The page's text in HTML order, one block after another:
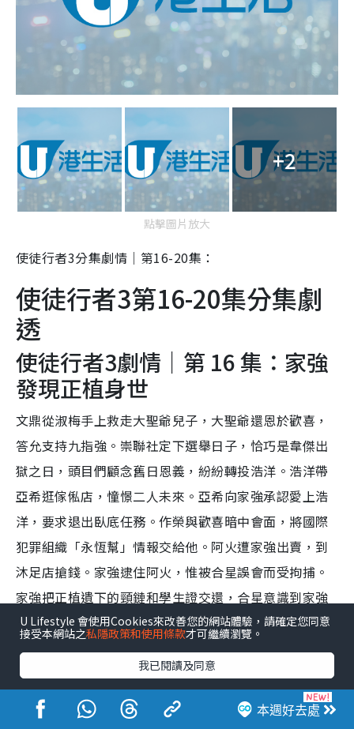
+2
點擊圖片放大
使徒行者3分集劇情｜第16-20集：
使徒行者3第16-20集分集劇
透
使徒行者3劇情｜第 16 集：家強
發現正植身世
文鼎從淑梅手上救走大聖爺兒子，大聖爺還恩於歡喜，
答允支持九指強。崇聯社定下選舉日子，恰巧是韋傑出
獄之日，頭目們顧念舊日恩義，紛紛轉投浩洋。浩洋帶
亞希逛傢俬店，憧憬二人未來。亞希向家強承認愛上浩
洋，要求退出臥底任務。作榮與歡喜暗中會面，將國際
犯罪組織「永恆幫」情報交給他。阿火遭家強出賣，到
沐足店搶錢。家強逮住阿火，惟被合星誤會而受拘捕。
家強把正植遺下的頸鏈和學生證交還，合星意識到家強
已知悉正植身世。
本週好去處
U Lifestyle 會使用Cookies來改善您的網站體驗，請確定您同意
接受本網站之私隱政策和使用條款才可繼續瀏覽。
我已閱讀及同意